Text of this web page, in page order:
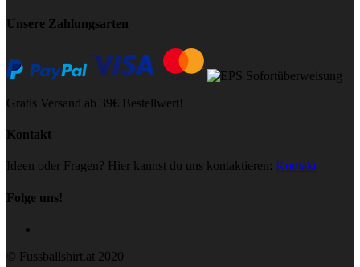
Unsere Zahlungsarten
Gratis Versand ab 39€ Bestellwert!
Kontakt
Ideen oder Fragen? Hier kannst du uns kontaktieren: Kontakt
Folge uns!
© Fussballshirt.at 2020